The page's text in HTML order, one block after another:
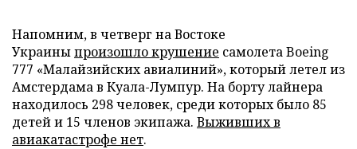
Напомним, в четверг на Востоке
Украиныпроизошло крушение самолета Boeing
777 «Малайзийских авиалиний», который летел из
Амстердама в Куала-Лумпур. На борту лайнера
находилось 298 человек, среди которых было 85
детей и 15 членов экипажа. Выживших в
авиакатастрофе нет.